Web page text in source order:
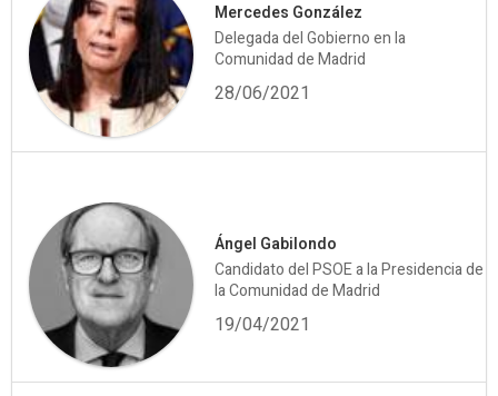
Mercedes González
Delegada del Gobierno en la
Comunidad de Madrid
28/06/2021
Ángel Gabilondo
Candidato del PSOE a la Presidencia de
la Comunidad de Madrid
19/04/2021